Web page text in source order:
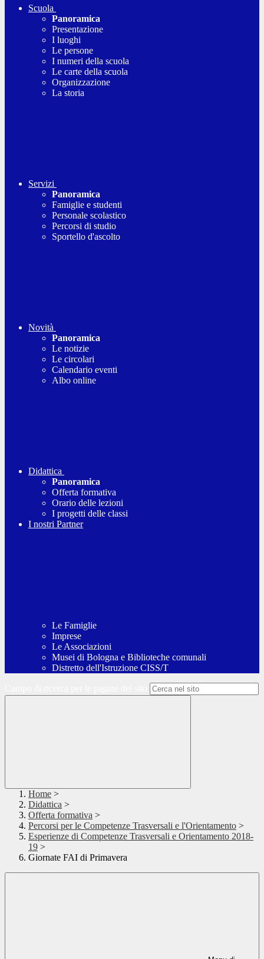
Scuola
Panoramica
Presentazione
I luoghi
Le persone
I numeri della scuola
Le carte della scuola
Organizzazione
La storia
Servizi
Panoramica
Famiglie e studenti
Personale scolastico
Percorsi di studio
Sportello d'ascolto
Novità
Panoramica
Le notizie
Le circolari
Calendario eventi
Albo online
Didattica
Panoramica
Offerta formativa
Orario delle lezioni
I progetti delle classi
I nostri Partner
Le Famiglie
Imprese
Le Associazioni
Musei di Bologna e Biblioteche comunali
Distretto dell'Istruzione CISS/T
Home >
Didattica >
Offerta formativa >
Percorsi per le Competenze Trasversali e l'Orientamento >
Esperienze di Competenze Trasversali e Orientamento 2018-
19 >
Giornate FAI di Primavera